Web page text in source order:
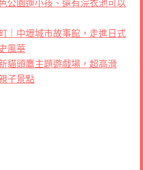
公園遛小孩、還有浣衣池可以
｜中壢城市故事館，走進日式
風華
貓頭鷹主題遊戲場，超高滑
子景點